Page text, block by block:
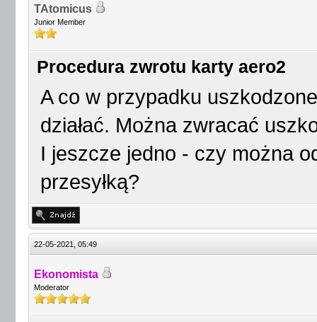
TAtomicus
Junior Member
Procedura zwrotu karty aero2
A co w przypadku
działać. Można zwracać
I jeszcze jedno - czy można
przesyłką?
22-05-2021, 05:49
Ekonomista
Moderator